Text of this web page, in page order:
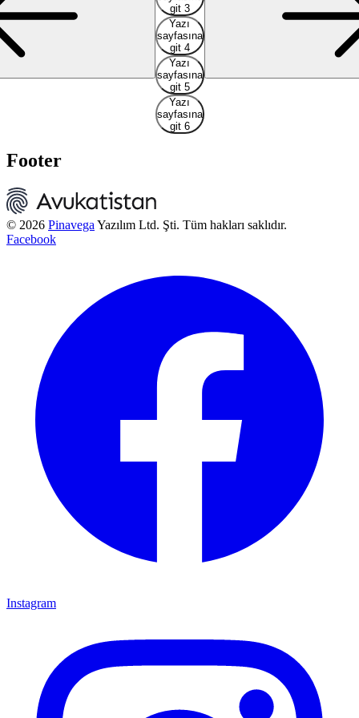
git 3
Yazı
sayfasına
git 4
Yazı
sayfasına
git 5
Yazı
sayfasına
git 6
Footer
© 2026 Pinavega Yazılım Ltd. Şti. Tüm hakları saklıdır.
Facebook
Instagram